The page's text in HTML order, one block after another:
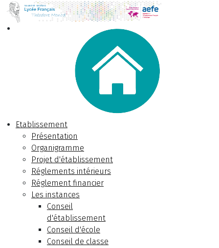
Etablissement
Présentation
Organigramme
Projet d'établissement
Réglements intérieurs
Réglement financier
Les instances
Conseil
d'établissement
Conseil d'école
Conseil de classe